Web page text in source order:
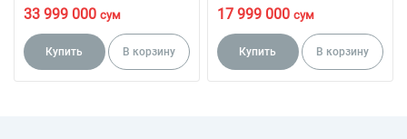
33 999 000 сум
Купить В корзину
17 999 000 сум
Купить В корзину